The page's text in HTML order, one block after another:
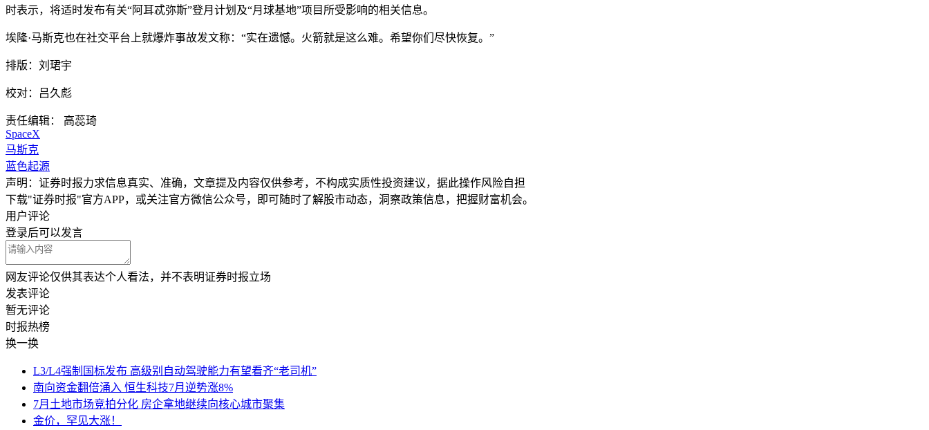
时表示，将适时发布有关“阿耳忒弥斯”登月计划及“月球基地”项目所受影响的相关信息。
埃隆·马斯克也在社交平台上就爆炸事故发文称：“实在遗憾。火箭就是这么难。希望你们尽快恢复。”
排版：刘珺宇
校对：吕久彪
责任编辑： 高蕊琦
SpaceX
马斯克
蓝色起源
声明：证券时报力求信息真实、准确，文章提及内容仅供参考，不构成实质性投资建议，据此操作风险自担
下载"证券时报"官方APP，或关注官方微信公众号，即可随时了解股市动态，洞察政策信息，把握财富机会。
用户评论
登录后可以发言
网友评论仅供其表达个人看法，并不表明证券时报立场
发表评论
暂无评论
时报热榜
换一换
L3/L4强制国标发布 高级别自动驾驶能力有望看齐“老司机”
南向资金翻倍涌入 恒生科技7月逆势涨8%
7月土地市场竞拍分化 房企拿地继续向核心城市聚集
金价，罕见大涨！